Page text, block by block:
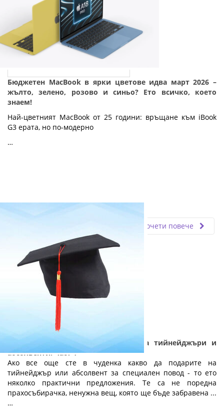
Бюджетен MacBook в ярки цветове идва март 2026 –
жълто, зелено, розово и синьо? Ето всичко, което
знаем!
Най-цветният MacBook от 25 години: връщане към iBook
G3 ерата, но по-модерно
…
Fly.bg
Прочети повече
Практични и полезни подаръци за тийнейджъри и
абсолвенти: Част 1
Ако все още сте в чуденка какво да подарите на
тийнейджър или абсолвент за специален повод - то ето
няколко практични предложения. Те са не поредна
прахосъбирачка, ненужна вещ, която ще бъде забравена ...
…